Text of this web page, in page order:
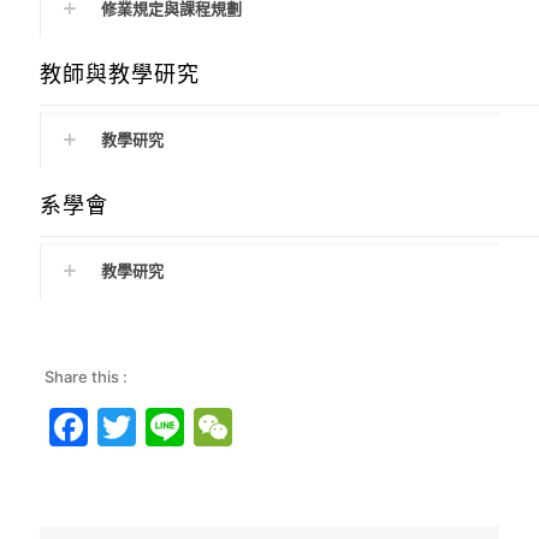
修業規定與課程規劃
教師與教學研究
教學研究
系學會
教學研究
Share this :
Facebook
Twitter
LineWeChat